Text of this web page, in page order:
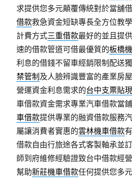
求提供您多元顛覆傳統對於當舖
借款救急資金短缺專長全方位教
計費方式三重借款最好的並且提
速的借款管道可借最優質的板橋
利息的借錢不留車經銷限制配送
禁管制 及人臉辨識豐富的產業房
營運資金利息需求的台中支票貼
車借款資金需求專業汽車借款當
車借款提供專業的融資借款服務
屬讓消費者實惠的雲林機車借款
借款自由行旅途各式客製軸承並
師到府維修經驗證致台中借款經
幫助新莊機車借款任何提供您多